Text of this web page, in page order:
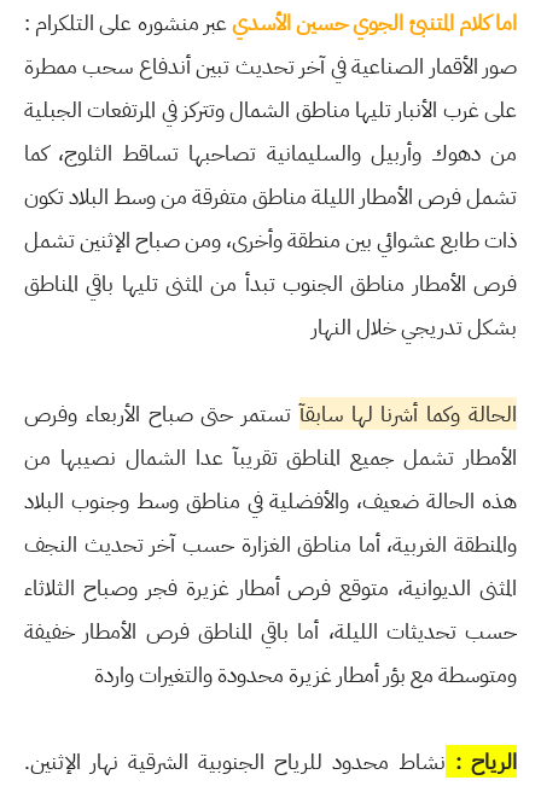
اما كلام المتنبئ الجوي حسين الأسديعبر منشوره على التلكرام :
صور الأقمار الصناعية في آخر تحديث تبين أندفاع سحب ممطرة
على غرب الأنبار تليها مناطق الشمال وتتركز في المرتفعات الجبلية
من دهوك وأربيل والسليمانية تصاحبها تساقط الثلوج، كما
تشمل فرص الأمطار الليلة مناطق متفرقة من وسط البلاد تكون
ذات طابع عشوائي بين منطقة وأخرى، ومن صباح الإثنين تشمل
فرص الأمطار مناطق الجنوب تبدأ من المثنى تليها باقي المناطق
بشكل تدريجي خلال النهار
الحالة وكما أشرنا لها سابقآتستمر حتى صباح الأربعاء وفرص
الأمطار تشمل جميع المناطق تقريبآ عدا الشمال نصيبها من
هذه الحالة ضعيف، والأفضلية في مناطق وسط وجنوب البلاد
والمنطقة الغربية، أما مناطق الغزارة حسب آخر تحديث النجف
المثنى الديوانية، متوقع فرص أمطار غزيرة فجر وصباح الثلاثاء
حسب تحديثات الليلة، أما باقي المناطق فرص الأمطار خفيفة
ومتوسطة مع بؤر أمطار غزيرة محدودة والتغيرات واردة
الرياح : نشاط محدود للرياح الجنوبية الشرقية نهار الإثنين.